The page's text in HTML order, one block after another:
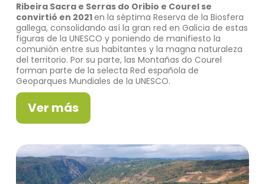
Ribeira Sacra e Serras do Oribio e Courel se
convirtió en 2021en la séptima Reserva de la Biosfera
gallega, consolidando así la gran red en Galicia de estas
figuras de la UNESCO y poniendo de manifiesto la
comunión entre sus habitantes y la magna naturaleza
del territorio. Por su parte, las Montañas do Courel
forman parte de la selecta Red española de
Geoparques Mundiales de la UNESCO.
Ver más